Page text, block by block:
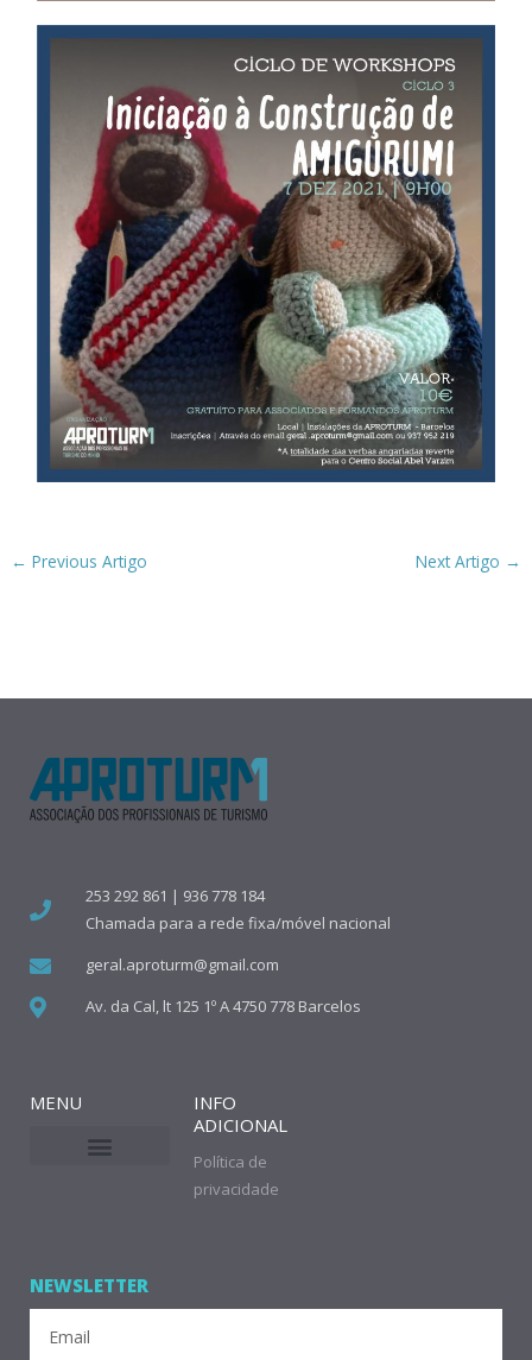
← Previous Artigo Next Artigo →
253 292 861 | 936 778 184
Chamada para a rede fixa/móvel nacional
geral.aproturm@gmail.com
Av. da Cal, lt 125 1º A 4750 778 Barcelos
MENU
INFO
ADICIONAL
Política de
privacidade
NEWSLETTER